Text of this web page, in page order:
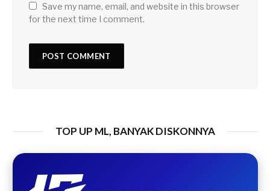
Save my name, email, and website in this browser
for the next time I comment.
TOP UP ML, BANYAK DISKONNYA